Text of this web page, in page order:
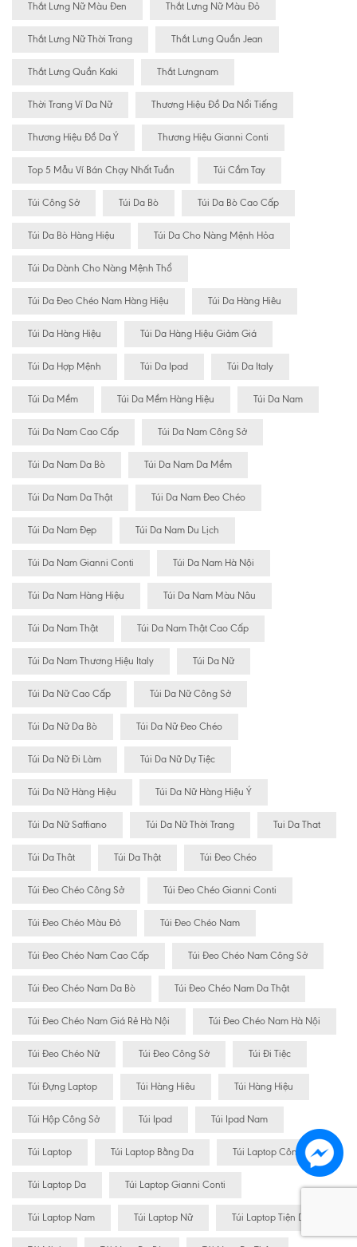
Thắt Lưng Nữ Màu Đen Thắt Lưng Nữ Màu Đỏ
Thắt Lưng Nữ Thời Trang Thắt Lưng Quần Jean
Thắt Lưng Quần Kaki Thắt Lưngnam
Thời Trang Ví Da Nữ Thương Hiệu Đồ Da Nổi Tiếng
Thương Hiệu Đồ Da Ý Thương Hiệu Gianni Conti
Top 5 Mẫu Ví Bán Chạy Nhất Tuần Túi Cầm Tay
Túi Công Sở Túi Da Bò Túi Da Bò Cao Cấp
Túi Da Bò Hàng Hiệu Túi Da Cho Nàng Mệnh Hỏa
Túi Da Dành Cho Nàng Mệnh Thổ
Túi Da Đeo Chéo Nam Hàng Hiệu Túi Da Hàng Hiêu
Túi Da Hàng Hiệu Túi Da Hàng Hiệu Giảm Giá
Túi Da Hợp Mệnh Túi Da Ipad Túi Da Italy
Túi Da Mềm Túi Da Mềm Hàng Hiệu Túi Da Nam
Túi Da Nam Cao Cấp Túi Da Nam Công Sở
Túi Da Nam Da Bò Túi Da Nam Da Mềm
Túi Da Nam Da Thật Túi Da Nam Đeo Chéo
Túi Da Nam Đẹp Túi Da Nam Du Lịch
Túi Da Nam Gianni Conti Túi Da Nam Hà Nội
Túi Da Nam Hàng Hiệu Túi Da Nam Màu Nâu
Túi Da Nam Thật Túi Da Nam Thật Cao Cấp
Túi Da Nam Thương Hiệu Italy Túi Da Nữ
Túi Da Nữ Cao Cấp Túi Da Nữ Công Sở
Túi Da Nữ Da Bò Túi Da Nữ Đeo Chéo
Túi Da Nữ Đi Làm Túi Da Nữ Dự Tiệc
Túi Da Nữ Hàng Hiệu Túi Da Nữ Hàng Hiệu Ý
Túi Da Nữ Saffiano Túi Da Nữ Thời Trang Tui Da That
Túi Da Thât Túi Da Thật Túi Đeo Chéo
Túi Đeo Chéo Công Sở Túi Đeo Chéo Gianni Conti
Túi Đeo Chéo Màu Đỏ Túi Đeo Chéo Nam
Túi Đeo Chéo Nam Cao Cấp Túi Đeo Chéo Nam Công Sở
Túi Đeo Chéo Nam Da Bò Túi Đeo Chéo Nam Da Thật
Túi Đeo Chéo Nam Giá Rẻ Hà Nội Túi Đeo Chéo Nam Hà Nội
Túi Đeo Chéo Nữ Túi Đeo Công Sở Túi Đi Tiệc
Túi Đựng Laptop Túi Hàng Hiêu Túi Hàng Hiệu
Túi Hộp Công Sở Túi Ipad Túi Ipad Nam
Túi Laptop Túi Laptop Bằng Da Túi Laptop Công Sở
Túi Laptop Da Túi Laptop Gianni Conti
Túi Laptop Nam Túi Laptop Nữ Túi Laptop Tiện Dụng